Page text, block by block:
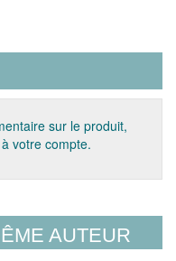
sur le produit,
votre compte.
AUTEUR